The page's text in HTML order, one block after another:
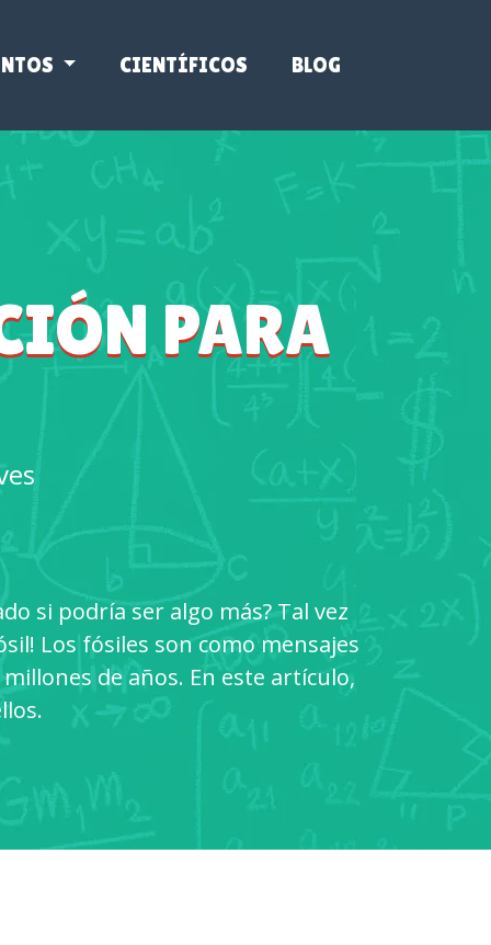
CIENTÍFICOS BLOG
PARA
si podría ser algo más? Tal vez
Los fósiles son como mensajes
de años. En este artículo,